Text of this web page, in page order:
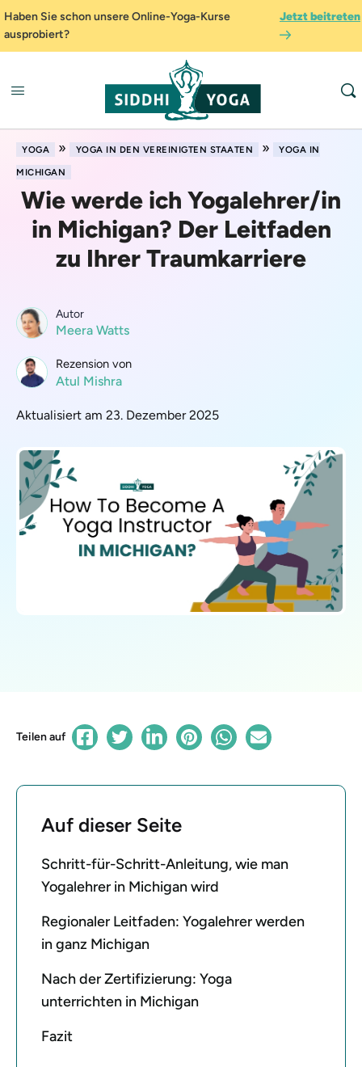
Haben Sie schon unsere Online-Yoga-Kurse
ausprobiert?
Jetzt beitreten
YOGA » YOGA IN DEN VEREINIGTEN STAATEN »
YOGA IN
MICHIGAN
Wie werde ich Yogalehrer/in
in Michigan? Der Leitfaden
zu Ihrer Traumkarriere
Autor
Meera Watts
Rezension von
Atul Mishra
Aktualisiert am 23. Dezember 2025
Teilen auf
Auf dieser Seite
Schritt-für-Schritt-Anleitung, wie man
Yogalehrer in Michigan wird
Regionaler Leitfaden: Yogalehrer werden
in ganz Michigan
Nach der Zertifizierung: Yoga
unterrichten in Michigan
Fazit